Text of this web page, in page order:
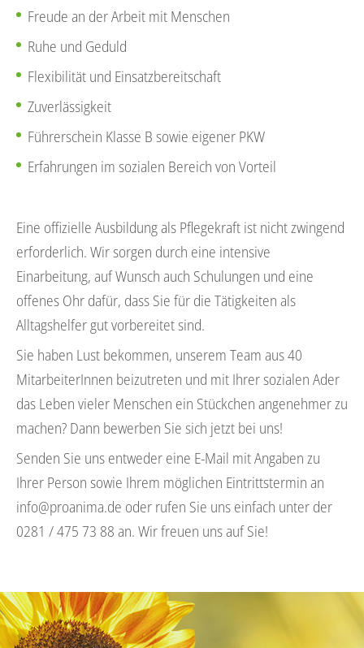
Freude an der Arbeit mit Menschen
Ruhe und Geduld
Flexibilität und Einsatzbereitschaft
Zuverlässigkeit
Führerschein Klasse B sowie eigener PKW
Erfahrungen im sozialen Bereich von Vorteil
Eine offizielle Ausbildung als Pflegekraft ist nicht zwingend
erforderlich. Wir sorgen durch eine intensive
Einarbeitung, auf Wunsch auch Schulungen und eine
offenes Ohr dafür, dass Sie für die Tätigkeiten als
Alltagshelfer gut vorbereitet sind.
Sie haben Lust bekommen, unserem Team aus 40
MitarbeiterInnen beizutreten und mit Ihrer sozialen Ader
das Leben vieler Menschen ein Stückchen angenehmer zu
machen? Dann bewerben Sie sich jetzt bei uns!
Senden Sie uns entweder eine E-Mail mit Angaben zu
Ihrer Person sowie Ihrem möglichen Eintrittstermin an
info@proanima.de oder rufen Sie uns einfach unter der
0281 / 475 73 88 an. Wir freuen uns auf Sie!